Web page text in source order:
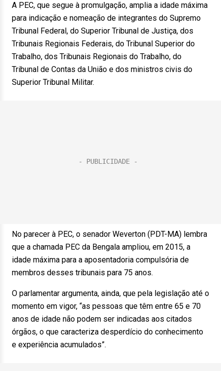
A PEC, que segue à promulgação, amplia a idade máxima
para indicação e nomeação de integrantes do Supremo
Tribunal Federal, do Superior Tribunal de Justiça, dos
Tribunais Regionais Federais, do Tribunal Superior do
Trabalho, dos Tribunais Regionais do Trabalho, do
Tribunal de Contas da União e dos ministros civis do
Superior Tribunal Militar.
No parecer à PEC, o senador Weverton (PDT-MA) lembra
que a chamada PEC da Bengala ampliou, em 2015, a
idade máxima para a aposentadoria compulsória de
membros desses tribunais para 75 anos.
O parlamentar argumenta, ainda, que pela legislação até o
momento em vigor, “as pessoas que têm entre 65 e 70
anos de idade não podem ser indicadas aos citados
órgãos, o que caracteriza desperdício do conhecimento
e experiência acumulados”.